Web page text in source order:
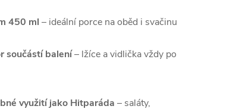
450 ml – ideální porce na oběd i svačinu
součástí balení– lžíce a vidlička vždy po
využití jako Hitparáda – saláty,